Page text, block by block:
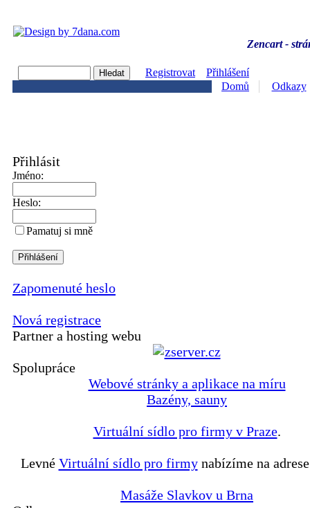
Zencart -
Registrovat
Přihlášení
Domů
Odkazy
Přihlásit
Jméno:
Heslo:
Pamatuj si mně
Zapomenuté heslo
Nová registrace
Partner a hosting webu
Spolupráce
Webové stránky a aplikace na míru
Bazény, sauny
Virtuální sídlo pro firmy v Praze.
Levné Virtuální sídlo pro firmynabízíme na
Masáže Slavkov u Brna